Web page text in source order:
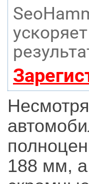
188 мм, а